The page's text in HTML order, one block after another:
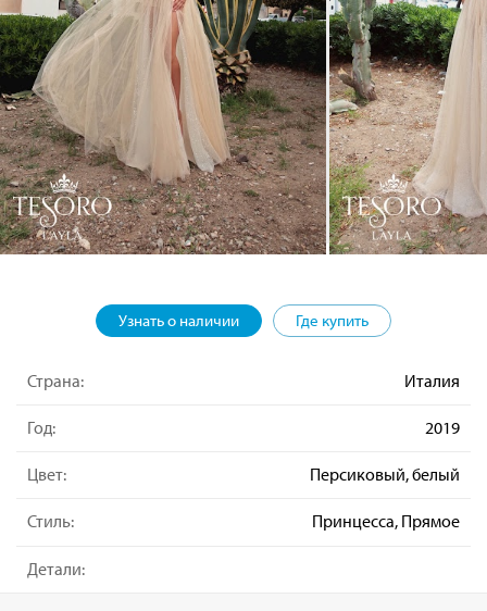
Узнать о наличии Где купить
Страна: Италия
Год: 2019
Цвет: Персиковый, белый
Стиль: Принцесса, Прямое
Детали: